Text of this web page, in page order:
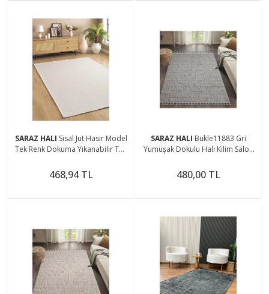
SARAZ HALI Sisal Jut Hasır Model
Tek Renk Dokuma Yıkanabilir Toz
468,94 TL
SARAZ HALI Bukle11883 Gri
Yumuşak Dokulu Halı Kilim Salon
Dokuma Makine Halısı
480,00 TL